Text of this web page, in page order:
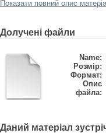
Показати повний опис
Долучені файли
Name:
Розмір:
Формат:
Опис
файла:
Даний матеріал